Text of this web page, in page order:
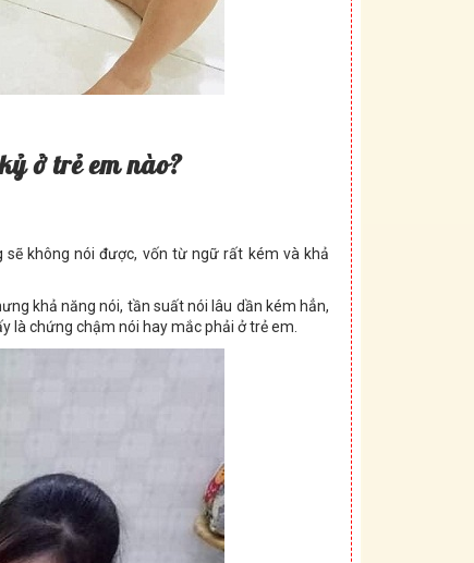
ở trẻ em nào?
không nói được, vốn từ ngữ rất kém và khả
khả năng nói, tần suất nói lâu dần kém hẳn,
là chứng chậm nói hay mắc phải ở trẻ em.